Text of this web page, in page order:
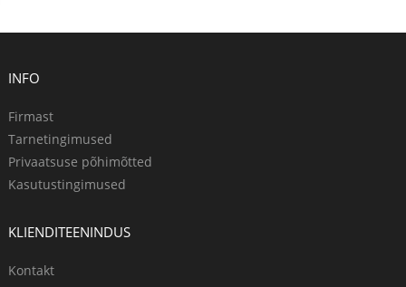
INFO
Firmast
Tarnetingimused
Privaatsuse põhimõtted
Kasutustingimused
KLIENDITEENINDUS
Kontakt